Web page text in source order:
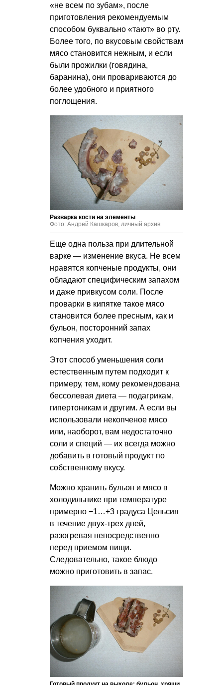
«не всем по зубам», после
приготовления рекомендуемым
способом буквально «тают» во рту.
Более того, по вкусовым свойствам
мясо становится нежным, и если
были прожилки (говядина,
баранина), они провариваются до
более удобного и приятного
поглощения.
Разварка кости на элементы
Фото: Андрей Кашкаров, личный архив
Еще одна польза при длительной
варке — изменение вкуса. Не всем
нравятся копченые продукты, они
обладают специфическим запахом
и даже привкусом соли. После
проварки в кипятке такое мясо
становится более пресным, как и
бульон, посторонний запах
копчения уходит.
Этот способ уменьшения соли
естественным путем подходит к
примеру, тем, кому рекомендована
бессолевая диета — подагрикам,
гипертоникам и другим. А если вы
использовали некопченое мясо
или, наоборот, вам недостаточно
соли и специй — их всегда можно
добавить в готовый продукт по
собственному вкусу.
Можно хранить бульон и мясо в
холодильнике при температуре
примерно −1…+3 градуса Цельсия
в течение двух-трех дней,
разогревая непосредственно
перед приемом пищи.
Следовательно, такое блюдо
можно приготовить в запас.